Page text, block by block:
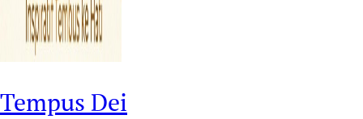
Tempus Dei